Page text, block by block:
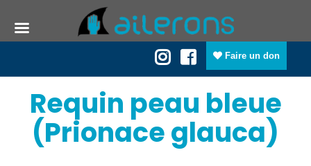
Faire un don
Requin peau bleue
(Prionace glauca)